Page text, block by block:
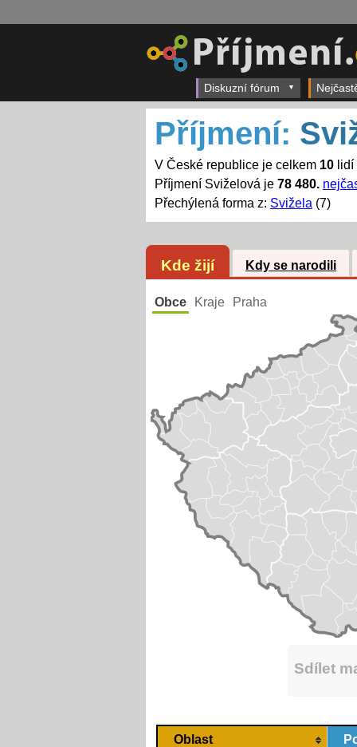
Diskuzní fórum
Příjmení:
V České republice je celkem 10lidí
Příjmení Sviželová je 78 480.
Přechýlená forma z: Svižela (7)
Kde žijí Kdy se narodili
Obce Kraje Praha
Sdílet
Oblast